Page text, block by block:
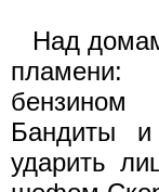
Над
пламени:
бензином
Бандиты
ударить